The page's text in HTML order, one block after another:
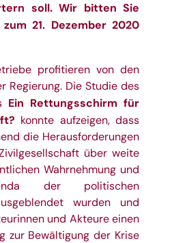
soll. Wir bitten Sie
zum 21. Dezember 2020
profitieren von den
Regierung. Die Studie des
Ein Rettungsschirm für
konnte aufzeigen, dass
die Herausforderungen
über weite
Wahrnehmung und
der politischen
wurden und
und Akteure einen
zur Bewältigung der Krise